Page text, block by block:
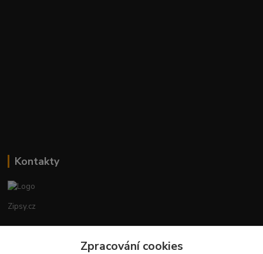
Kontakty
Zipsy.cz
+420774877333
Zpracování cookies